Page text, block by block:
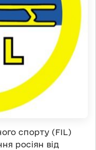
спорту (FIL)
росіян від